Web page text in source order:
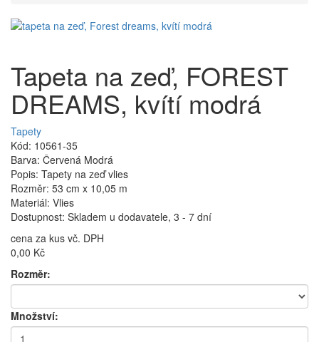
Tapeta na zeď, FOREST
DREAMS, kvítí modrá
Tapety
Kód: 10561-35
Barva: Červená Modrá
Popis: Tapety na zeď vlies
Rozměr: 53 cm x 10,05 m
Materiál: Vlies
Dostupnost: Skladem u dodavatele, 3 - 7 dní
cena za kus vč. DPH
0,00 Kč
Rozměr:
Množství: